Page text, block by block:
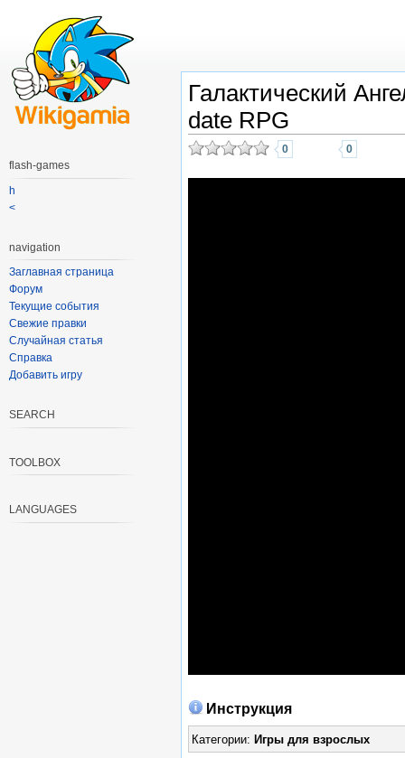
Галактический
date RPG
0 0
Инструкция
Категории: Игры для взрослых
flash-games
h
<
navigation
Заглавная страница
Форум
Текущие события
Свежие правки
Случайная статья
Справка
Добавить игру
SEARCH
TOOLBOX
LANGUAGES